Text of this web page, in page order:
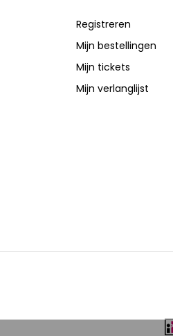
Registreren
Mijn bestellingen
Mijn tickets
Mijn verlanglijst